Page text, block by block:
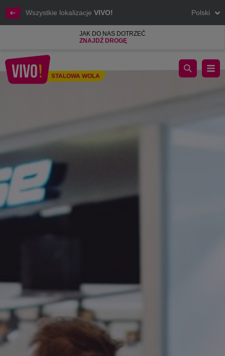
Wszystkie lokalizacje VIVO! Polski
JAK DO NAS DOTRZEĆ
ZNAJDŹ DROGĘ
STALOWA WOLA
WYSTAWA FOTOGRAFICZNA W VIVO! STALOWA WOLA